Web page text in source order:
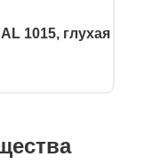
1015, глухая